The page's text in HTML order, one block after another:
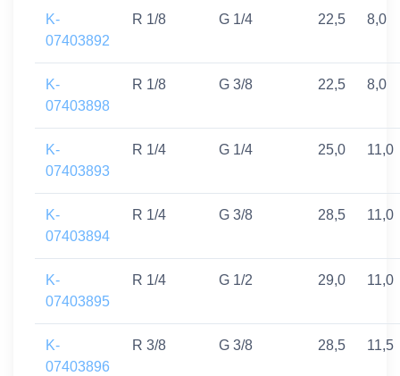
K-
07403892
R 1/8 G 1/4 22,5 8,0
K-
07403898
R 1/8 G 3/8 22,5 8,0
K-
07403893
R 1/4 G 1/4 25,0 11,0
K-
07403894
R 1/4 G 3/8 28,5 11,0
K-
07403895
R 1/4 G 1/2 29,0 11,0
K-
07403896
R 3/8 G 3/8 28,5 11,5